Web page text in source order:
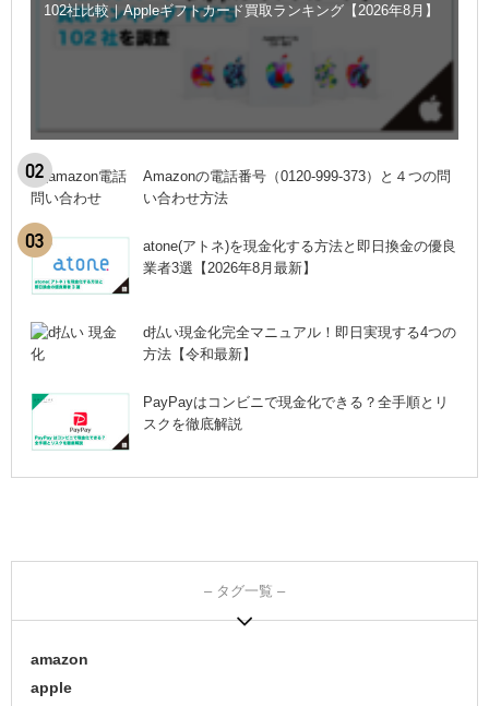
102社比較｜Appleギフトカード買取ランキング【2026年8月】
Amazonの電話番号（0120-999-373）と４つの問
い合わせ方法
atone(アトネ)を現金化する方法と即日換金の優良
業者3選【2026年8月最新】
d払い現金化完全マニュアル！即日実現する4つの
方法【令和最新】
PayPayはコンビニで現金化できる？全手順とリ
スクを徹底解説
– タグ一覧 –
amazon
apple